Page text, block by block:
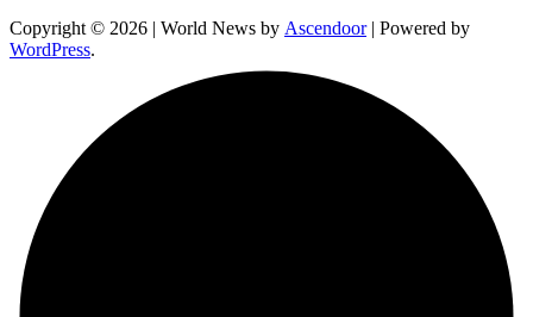
Copyright © 2026 | World News by Ascendoor| Powered by
WordPress.